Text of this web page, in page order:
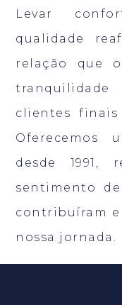
Levar
qualidade
relação que
clientes
Oferecemos
desde 1991,
sentimento
contribuíram
nossa jornada.